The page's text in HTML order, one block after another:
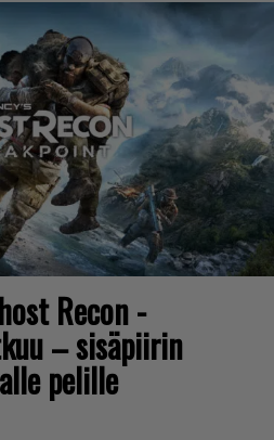
Recon -
– sisäpiirin
pelille